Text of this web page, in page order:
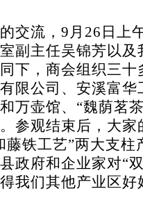
交流， 9月26日上
副主任吴锦芳以及
下，商会组织三
限公司、安溪富华
万壶馆、“魏荫茗
参观结束后，大
藤铁工艺”两大支柱
政府和企业家对“
我们其他产业区好